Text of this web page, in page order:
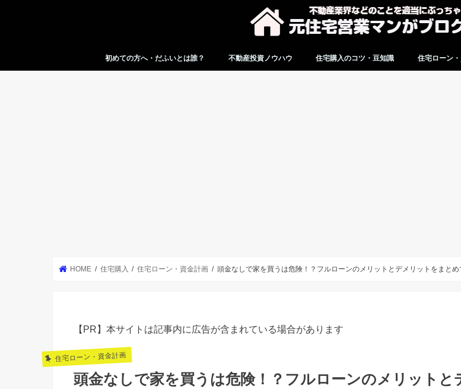
初めての方へ・だふいとは誰？ 不動産投資ノウハウ 住宅購入のコツ・豆知識 住宅ローン
HOME 住宅購入 住宅ローン・資金計画 頭金なしで家を買うは危険！？フルローンのメリットとデメリットをまとめ
【PR】本サイトは記事内に広告が含まれている場合があります
住宅ローン・資金計画
頭金なしで家を買うは危険！？フルローンのメリットと